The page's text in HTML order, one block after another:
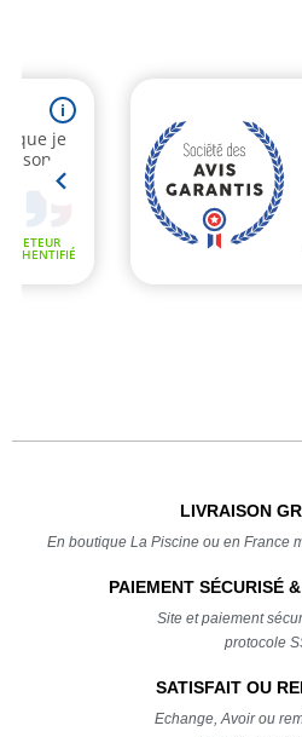
LIVRAISON
En boutique La Piscine ou en France
PAIEMENT SÉCURISÉ
Site et paiement
protocole
SATISFAIT OU
Echange, Avoir ou